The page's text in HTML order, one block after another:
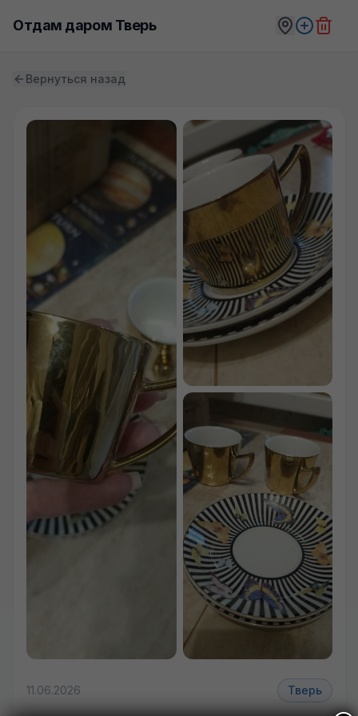
Отдам даром Тверь
Вернуться назад
11.06.2026 Тверь